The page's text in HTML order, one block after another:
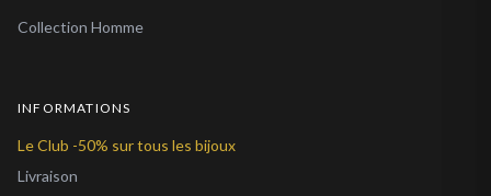
Collection Homme
INFORMATIONS
Le Club -50% sur tous les bijoux
Livraison